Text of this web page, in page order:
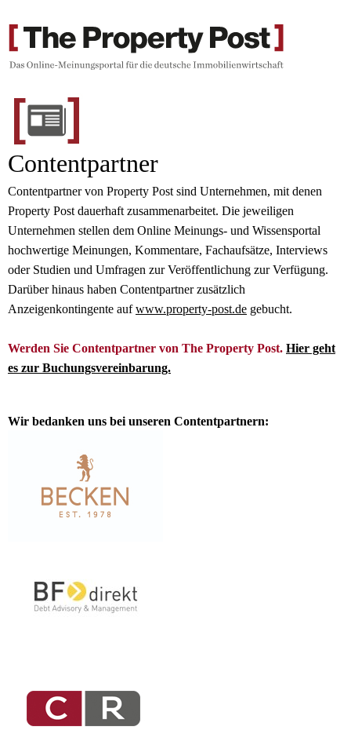
Contentpartner
Contentpartner von Property Post sind Unternehmen, mit denen
Property Post dauerhaft zusammenarbeitet. Die jeweiligen
Unternehmen stellen dem Online Meinungs- und Wissensportal
hochwertige Meinungen, Kommentare, Fachaufsätze, Interviews
oder Studien und Umfragen zur Veröffentlichung zur Verfügung.
Darüber hinaus haben Contentpartner zusätzlich
Anzeigenkontingente aufwww.property-post.de gebucht.
Werden Sie Contentpartner von The Property Post. Hier geht
es zur Buchungsvereinbarung.
Wir bedanken uns bei unseren Contentpartnern: